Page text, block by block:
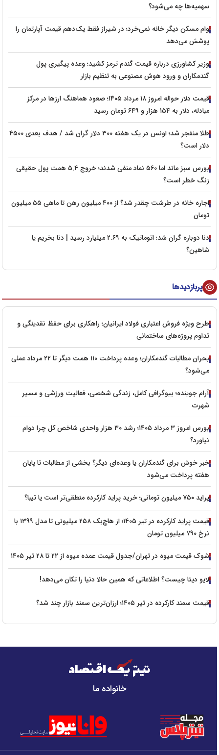
سهمیه‌ها چه می‌شود؟
وام مسکن دیگر خانه نمی‌خرد؛ در شیراز فقط یک‌دهم قیمت آپارتمان را
پوشش می‌دهد
وزیر کشاورزی درباره قیمت گندم ترمز کشید؛ وعده پیگیری پول
گندمکاران و ورود هوش مصنوعی به تنظیم بازار
قیمت دلار حواله امروز ۱۸ مرداد ۱۴۰۵؛ صعود هماهنگ ارزها در مرکز
مبادله، دلار به ۱۵۴ هزار و ۶۴۹ تومان رسید
طلا منفجر شد؛ اونس در یک هفته ۳۰۰ دلار گران شد / هدف بعدی ۴۵۰۰
دلار است؟
بورس سبز ماند اما ۵۶۰ نماد منفی شدند؛ خروج ۵.۴ همت پول حقیقی
زنگ خطر است؟
اجاره خانه در طرشت چقدر شد؟ از ۴۰۰ میلیون رهن تا ماهی ۵۵ میلیون
تومان
دنا دوباره گران شد؛ اتوماتیک به ۲.۶۹ میلیارد رسید | دنا بخریم یا
شاهین؟
پربازدیدها
طرح ویژه فروش اعتباری فولاد ایرانیان؛ راهکاری برای حفظ نقدینگی و
تداوم پروژه‌های ساختمانی
بحران مطالبات گندمکاران؛ وعده پرداخت ۱۱۰ همت دیگر تا ۲۲ مرداد عملی
می‌شود؟
آرام جوینده؛ بیوگرافی کامل، زندگی شخصی، فعالیت ورزشی و مسیر
شهرت
بورس امروز ۳ مرداد ۱۴۰۵؛ رشد ۳۰ هزار واحدی شاخص کل چرا دوام
نیاورد؟
خبر خوش برای گندمکاران یا وعده‌ای دیگر؟ بخشی از مطالبات تا پایان
هفته پرداخت می‌شود
پراید ۷۵۰ میلیون تومانی؛ خرید پراید کارکرده منطقی‌تر است یا تیبا؟
قیمت پراید کارکرده در تیر ۱۴۰۵؛ از هاچ‌بک ۲۵۸ میلیونی تا مدل ۱۳۹۹ با
نرخ ۷۹۰ میلیون تومان
شوک قیمت میوه در تهران/جدول قیمت عمده میوه از ۲۲ تا ۲۸ تیر ۱۴۰۵
لایو دیتا چیست؟ اطلاعاتی که همین حالا دنیا را تکان می‌دهد!
قیمت سمند کارکرده در تیر ۱۴۰۵؛ ارزان‌ترین سمند بازار چند شد؟
خانواده ما